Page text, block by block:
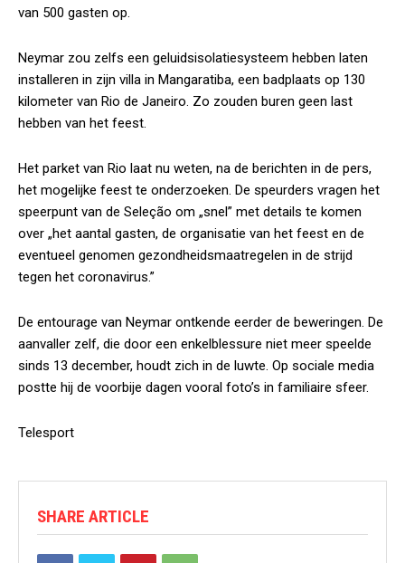
van 500 gasten op.
Neymar zou zelfs een geluidsisolatiesysteem hebben laten
installeren in zijn villa in Mangaratiba, een badplaats op 130
kilometer van Rio de Janeiro. Zo zouden buren geen last
hebben van het feest.
Het parket van Rio laat nu weten, na de berichten in de pers,
het mogelijke feest te onderzoeken. De speurders vragen het
speerpunt van de Seleção om „snel” met details te komen
over „het aantal gasten, de organisatie van het feest en de
eventueel genomen gezondheidsmaatregelen in de strijd
tegen het coronavirus.”
De entourage van Neymar ontkende eerder de beweringen. De
aanvaller zelf, die door een enkelblessure niet meer speelde
sinds 13 december, houdt zich in de luwte. Op sociale media
postte hij de voorbije dagen vooral foto’s in familiaire sfeer.
Telesport
SHARE ARTICLE